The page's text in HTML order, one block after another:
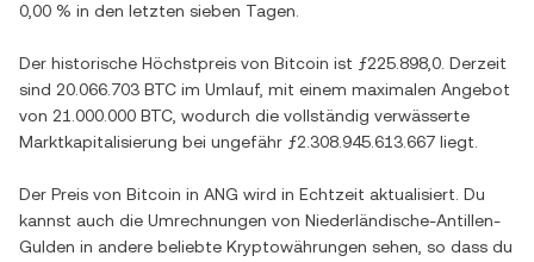
0,00 % in den letzten sieben Tagen.
Der historische Höchstpreis von Bitcoin ist ƒ225.898,0 . Derzeit
sind 20.066.703 BTC im Umlauf, mit einem maximalen Angebot
von 21.000.000 BTC , wodurch die vollständig verwässerte
Marktkapitalisierung bei ungefähr ƒ2.308.945.613.667 liegt.
Der Preis von Bitcoin in ANG wird in Echtzeit aktualisiert. Du
kannst auch die Umrechnungen von Niederländische-Antillen-
Gulden in andere beliebte Kryptowährungen sehen, so dass du